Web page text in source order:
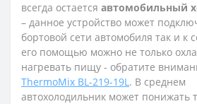
всегда остается автомобильный
– данное устройство может
бортовой сети автомобиля так и к
его помощью можно не только
нагревать пищу - обратите
ThermoMix BL-219-19L. В среднем
автохолодильник может понижать